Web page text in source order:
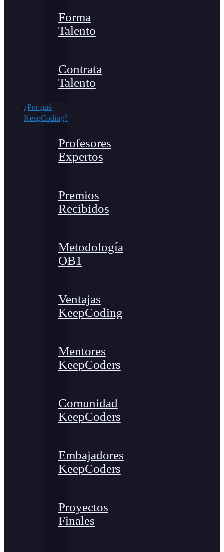
Forma
Talento
Contrata
Talento
¿Por qué
KeepCoding?
Profesores
Expertos
Premios
Recibidos
Metodología
OB1
Ventajas
KeepCoding
Mentores
KeepCoders
Comunidad
KeepCoders
Embajadores
KeepCoders
Proyectos
Finales